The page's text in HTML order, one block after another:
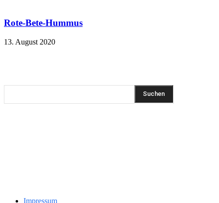
Rote-Bete-Hummus
13. August 2020
Suchen
Impressum